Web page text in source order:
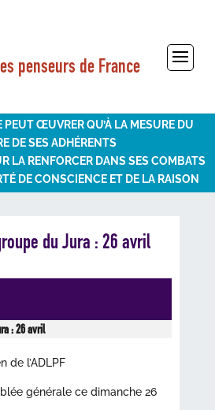
penseurs de France
ŒUVRER QU’À LA MESURE DU
DE SES ADHÉRENTS
LA RENFORCER DANS SES COMBATS
DE CONSCIENCE ET DE LA RAISON
du Jura : 26 avril
: 26 avril
de l’ADLPF
générale ce dimanche 26